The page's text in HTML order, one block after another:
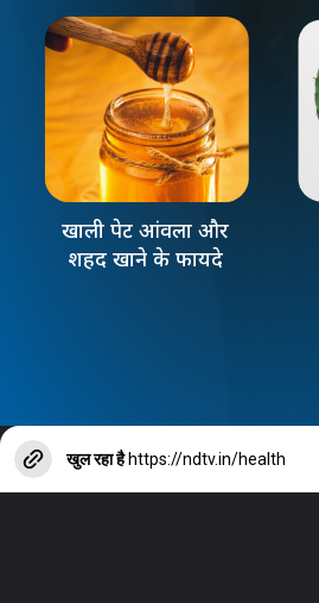
खाली पेट आंवला और
शहद खाने के फायदे
खुल रहा हैhttps://ndtv.in/health